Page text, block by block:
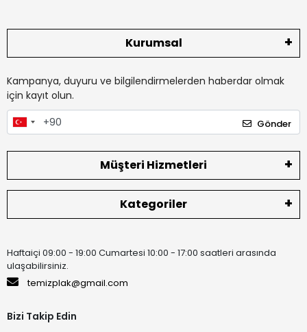
Kurumsal
Kampanya, duyuru ve bilgilendirmelerden haberdar olmak
için kayıt olun.
Gönder
Müşteri Hizmetleri
Kategoriler
Haftaiçi 09:00 - 19:00 Cumartesi 10:00 - 17:00 saatleri arasında
ulaşabilirsiniz.
temizplak@gmail.com
Bizi Takip Edin